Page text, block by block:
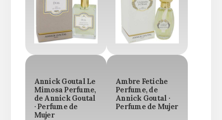
Annick Goutal Le
Mimosa Perfume,
de Annick Goutal
· Perfume de
Mujer
Ambre Fetiche
Perfume, de
Annick Goutal ·
Perfume de Mujer